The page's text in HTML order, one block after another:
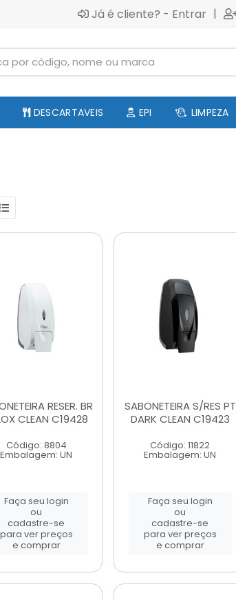
Já é cliente? - Entrar |
DESCARTAVEIS EPI LIMPEZA
RESER. BR
CLEAN C19428
Código: 8804
Embalagem: UN
Faça seu login
ou
cadastre-se
para ver preços
e comprar
SABONETEIRA S/RES PT
DARK CLEAN C19423
Código: 11822
Embalagem: UN
Faça seu login
ou
cadastre-se
para ver preços
e comprar